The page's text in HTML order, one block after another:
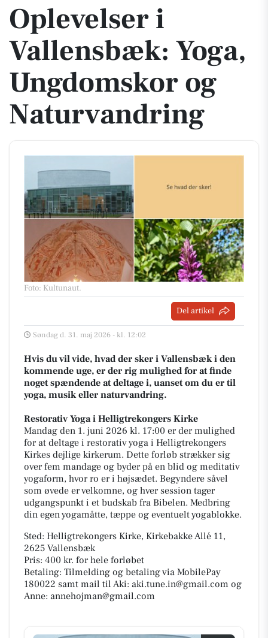
Oplevelser i
Vallensbæk: Yoga,
Ungdomskor og
Naturvandring
Foto: Kultunaut.
Del artikel
Søndag d. 31. maj 2026 - kl. 12:02
Hvis du vil vide, hvad der sker i Vallensbæk i den
kommende uge, er der rig mulighed for at finde
noget spændende at deltage i, uanset om du er til
yoga, musik eller naturvandring.
Restorativ Yoga i Helligtrekongers Kirke
Mandag den 1. juni 2026 kl. 17:00 er der mulighed
for at deltage i restorativ yoga i Helligtrekongers
Kirkes dejlige kirkerum. Dette forløb strækker sig
over fem mandage og byder på en blid og meditativ
yogaform, hvor ro er i højsædet. Begyndere såvel
som øvede er velkomne, og hver session tager
udgangspunkt i et budskab fra Bibelen. Medbring
din egen yogamåtte, tæppe og eventuelt yogablokke.
Sted: Helligtrekongers Kirke, Kirkebakke Allé 11,
2625 Vallensbæk
Pris: 400 kr. for hele forløbet
Betaling: Tilmelding og betaling via MobilePay
180022 samt mail til Aki: aki.tune.in@gmail.com og
Anne: annehojman@gmail.com